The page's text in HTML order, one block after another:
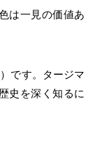
は一見の価値あ
です。タージマ
史を深く知るに